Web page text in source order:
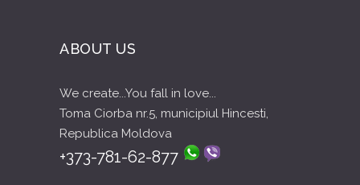
ABOUT US
We create...You fall in love...
Toma Ciorba nr.5, municipiul Hincesti,
Republica Moldova
+373-781-62-877